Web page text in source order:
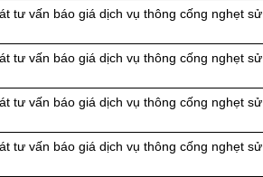
tư vấn báo giá dịch vụ thông cống nghẹt
tư vấn báo giá dịch vụ thông cống nghẹt
tư vấn báo giá dịch vụ thông cống nghẹt
tư vấn báo giá dịch vụ thông cống nghẹt